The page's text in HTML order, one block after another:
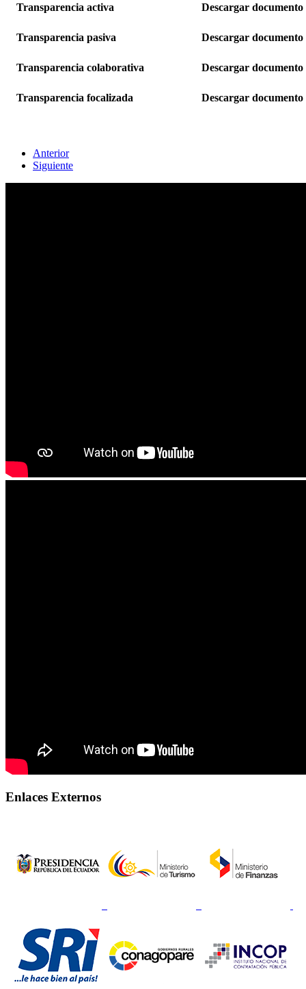
Transparencia activa
Descargar documento
Transparencia pasiva Descargar documento
Transparencia colaborativa Descargar documento
Transparencia focalizada Descargar documento
Anterior
Siguiente
Enlaces Externos